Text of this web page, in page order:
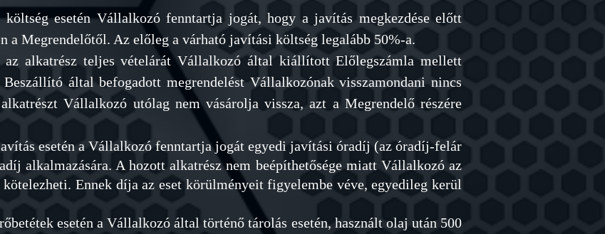
esetén Vállalkozó fenntartja jogát, hogy a javítás megkezdése előtt
a Megrendelőtől. Az előleg a várható javítási költség legalább 50%-a.
az alkatrész teljes vételárát Vállalkozó által kiállított Előlegszámla mellett
által befogadott megrendelést Vállalkozónak visszamondani nincs
Vállalkozó utólag nem vásárolja vissza, azt a Megrendelő részére
esetén a Vállalkozó fenntartja jogát egyedi javítási óradíj (az óradíj-felár
alkalmazására. A hozott alkatrész nem beépíthetősége miatt Vállalkozó az
Ennek díja az eset körülményeit figyelembe véve, egyedileg kerül
esetén a Vállalkozó által történő tárolás esetén, használt olaj után 500